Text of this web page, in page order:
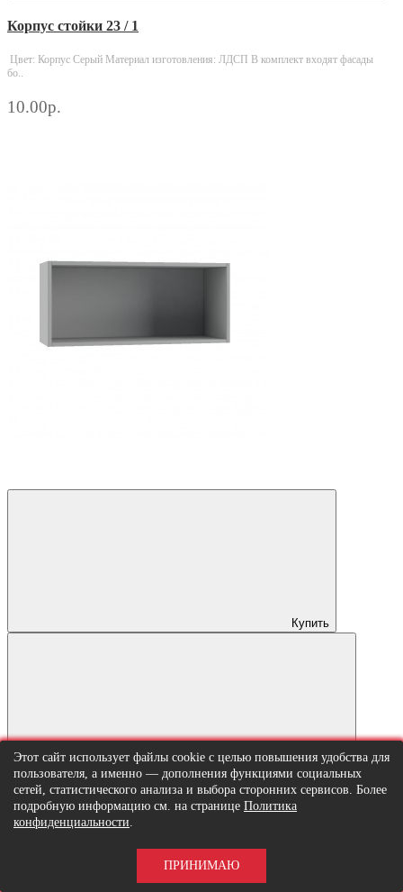
Корпус стойки 23 / 1
Цвет: Корпус Серый Материал изготовления: ЛДСП В комплект входят фасады
бо..
10.00р.
Купить
В закладки
Этот сайт использует файлы cookie с целью повышения удобства для
пользователя, а именно — дополнения функциями социальных
сетей, статистического анализа и выбора сторонних сервисов. Более
подробную информацию см. на странице Политика
конфиденциальности.
ПРИНИМАЮ